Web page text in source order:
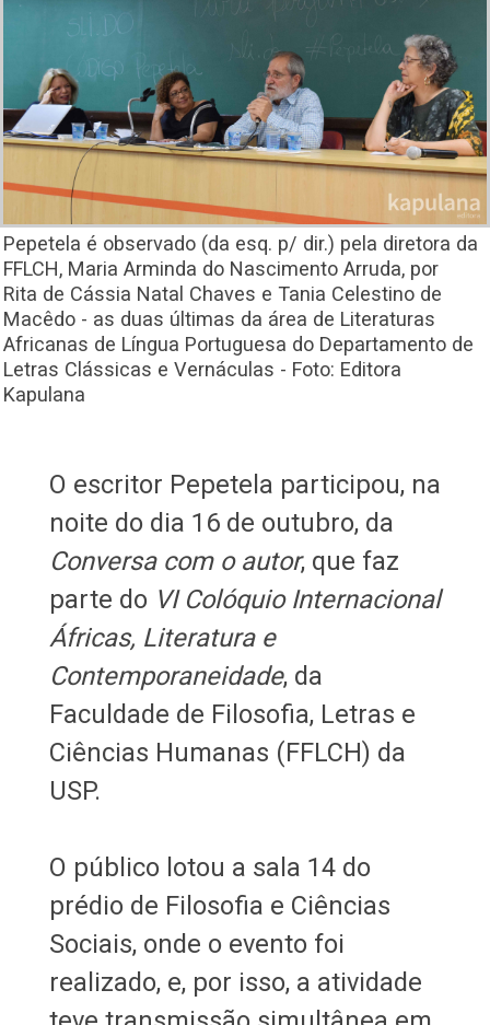
Pepetela é observado (da esq. p/ dir.) pela diretora da
FFLCH, Maria Arminda do Nascimento Arruda, por
Rita de Cássia Natal Chaves e Tania Celestino de
Macêdo - as duas últimas da área de Literaturas
Africanas de Língua Portuguesa do Departamento de
Letras Clássicas e Vernáculas - Foto: Editora
Kapulana
​​​​​​​O escritor Pepetela participou, na
noite do dia 16 de outubro, da
Conversa com o autor, que faz
parte do VI Colóquio Internacional
Áfricas, Literatura e
Contemporaneidade, da
Faculdade de Filosofia, Letras e
Ciências Humanas (FFLCH) da
USP.
O público lotou a sala 14 do
prédio de Filosofia e Ciências
Sociais, onde o evento foi
realizado, e, por isso, a atividade